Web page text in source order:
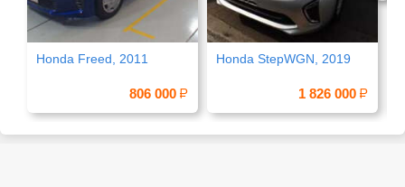
Honda Freed, 2011
806 000
Honda StepWGN, 2019
1 826 000